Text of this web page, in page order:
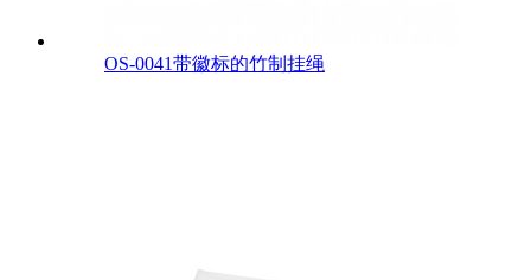
OS-0041带徽标的竹制挂绳